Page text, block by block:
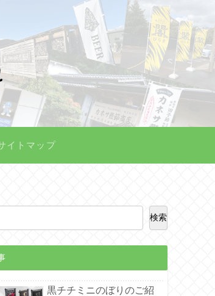
イトマップ
検索
黒チチミニのぼりのご紹